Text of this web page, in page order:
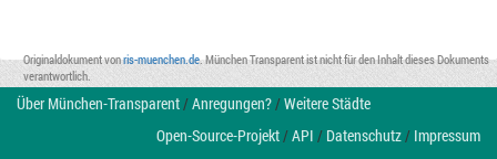
Originaldokument vonris-muenchen.de. München Transparent ist nicht für den Inhalt dieses Dokuments
verantwortlich.
Über München-Transparent/Anregungen?/Weitere Städte
Open-Source-Projekt/API / Datenschutz/ Impressum